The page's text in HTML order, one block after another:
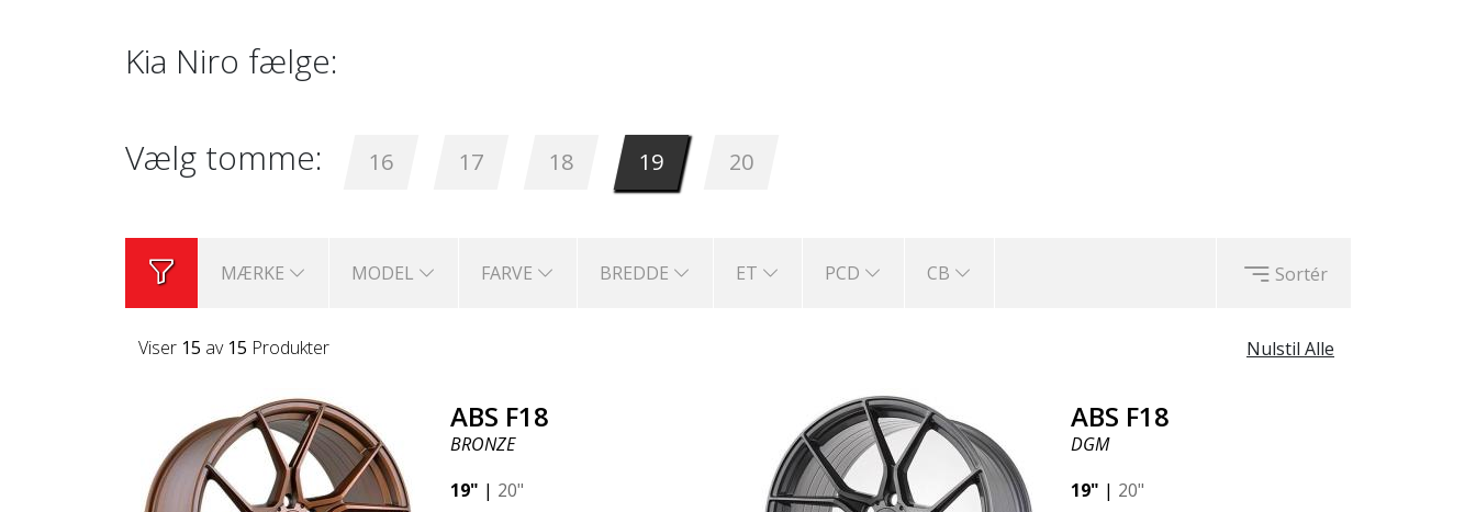
Kia Niro fælge:
Vælg tomme: 16 17 18 19 20
MÆRKE MODEL FARVE BREDDE ET PCD CB Sortér
Nulstil Alle
Viser 15 av 15 Produkter
ABS F18
BRONZE
19" | 20"
ABS F18
DGM
19" | 20"